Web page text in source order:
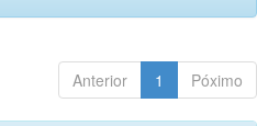
Anterior 1 Póximo